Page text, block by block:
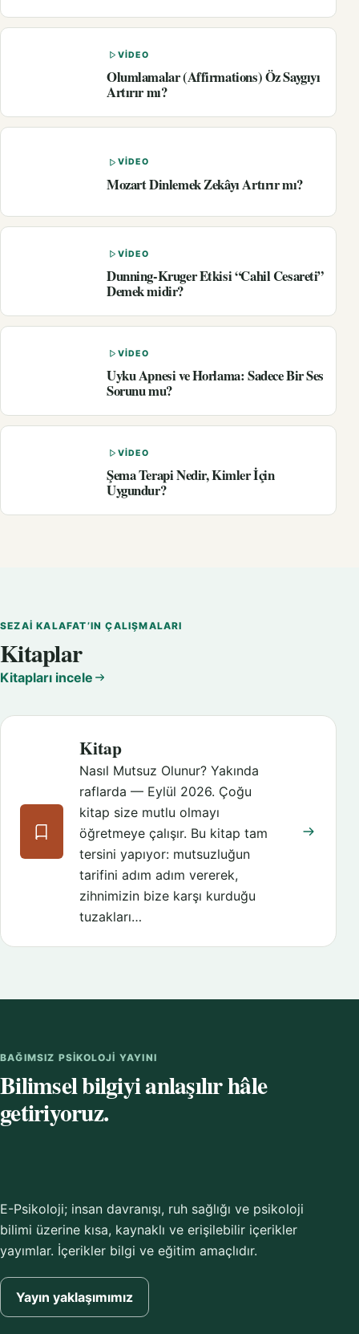
VIDEO
Olumlamalar (Affirmations) Öz Saygıyı
Artırır mı?
VIDEO
Mozart Dinlemek Zekâyı Artırır mı?
VIDEO
Dunning-Kruger Etkisi “Cahil Cesareti”
Demek midir?
VIDEO
Uyku Apnesi ve Horlama: Sadece Bir Ses
Sorunu mu?
VIDEO
Şema Terapi Nedir, Kimler İçin
Uygundur?
SEZAI KALAFAT’IN ÇALIŞMALARI
Kitaplar
Kitapları incele
Kitap
Nasıl Mutsuz Olunur? Yakında
raflarda — Eylül 2026. Çoğu
kitap size mutlu olmayı
öğretmeye çalışır. Bu kitap tam
tersini yapıyor: mutsuzluğun
tarifini adım adım vererek,
zihnimizin bize karşı kurduğu
tuzakları…
BAĞIMSIZ PSIKOLOJI YAYINI
Bilimsel bilgiyi anlaşılır hâle
getiriyoruz.
E-Psikoloji; insan davranışı, ruh sağlığı ve psikoloji
bilimi üzerine kısa, kaynaklı ve erişilebilir içerikler
yayımlar. İçerikler bilgi ve eğitim amaçlıdır.
Yayın yaklaşımımız